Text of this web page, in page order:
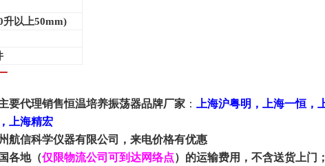
升以上50mm)
要代理销售恒温培养振荡器品牌厂家 ：
上海沪粤明，上海一恒，
上海精宏
航信科学仪器有限公司
，来电价格有优惠
各地（仅限物流公司可到达网络点）的运输费用，不含送货上门